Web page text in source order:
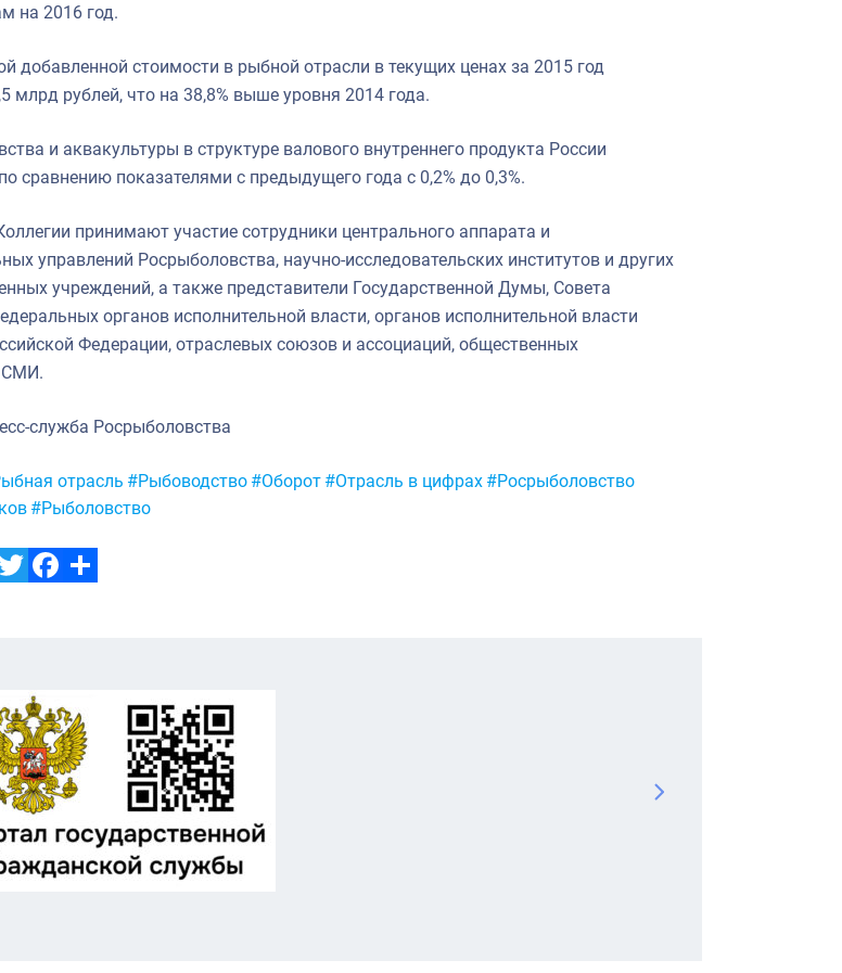
на 2016 год.
добавленной стоимости в рыбной отрасли в текущих ценах за 2015 год
млрд рублей, что на 38,8% выше уровня 2014 года.
и аквакультуры в структуре валового внутреннего продукта России
сравнению показателями с предыдущего года с 0,2% до 0,3%.
принимают участие сотрудники центрального аппарата и
управлений Росрыболовства, научно-исследовательских институтов и других
учреждений, а также представители Государственной Думы, Совета
органов исполнительной власти, органов исполнительной власти
Федерации, отраслевых союзов и ассоциаций, общественных
СМИ.
служба Росрыболовства
отрасль #Рыбоводство #Оборот #Отрасль в цифрах #Росрыболовство
#Рыболовство